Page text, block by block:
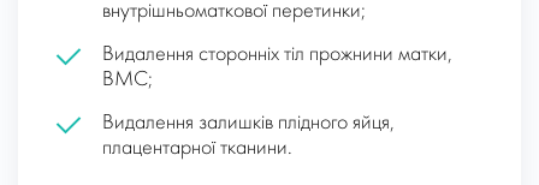
внутрішньоматкової перетинки;
Видалення сторонніх тіл прожнини матки,
ВМС;
Видалення залишків плідного яйця,
плацентарної тканини.